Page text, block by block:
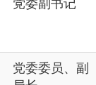
党委委员、副